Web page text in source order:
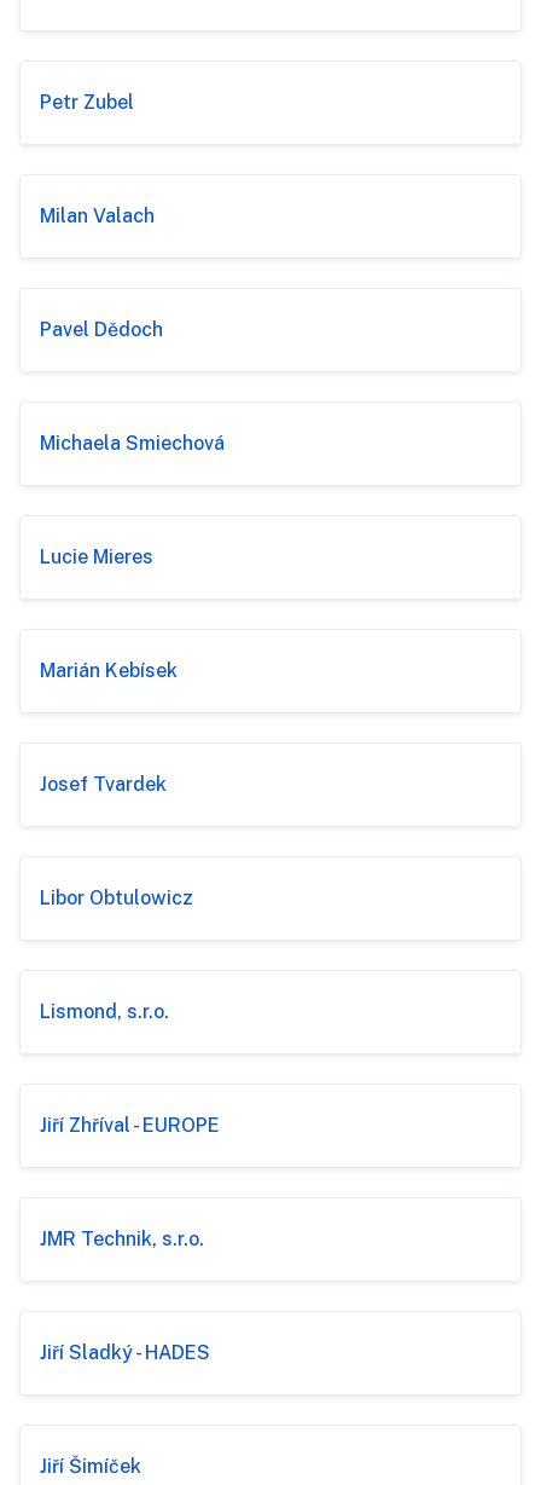
Petr Zubel
Milan Valach
Pavel Dědoch
Michaela Smiechová
Lucie Mieres
Marián Kebísek
Josef Tvardek
Libor Obtulowicz
Lismond, s.r.o.
Jiří Zhříval - EUROPE
JMR Technik, s.r.o.
Jiří Sladký - HADES
Jiří Šimíček